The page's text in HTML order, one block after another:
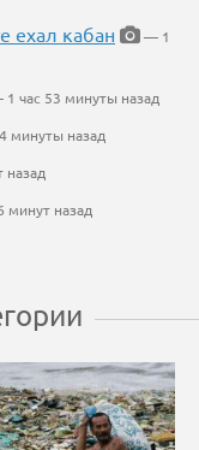
ехал кабан
— 1
час 53 минуты назад
минуты назад
назад
минут назад